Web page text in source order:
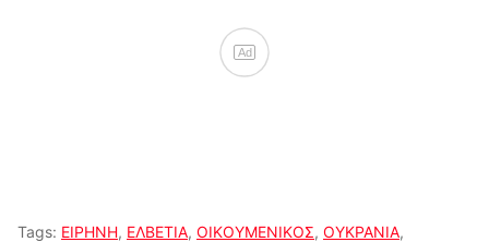
Ad
Tags: ΕΙΡΗΝΗ, ΕΛΒΕΤΙΑ, ΟΙΚΟΥΜΕΝΙΚΟΣ, ΟΥΚΡΑΝΙΑ,